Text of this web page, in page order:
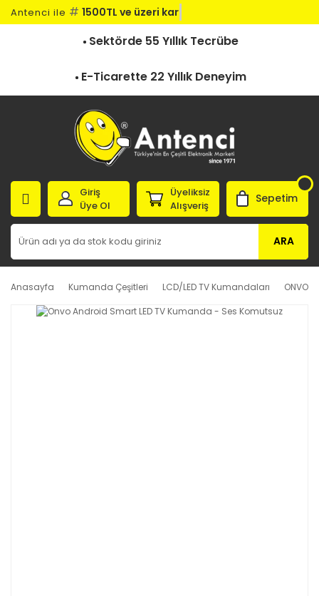
Antenci ile # 1500TL ve üzeri kargo
Sektörde 55 Yıllık Tecrübe
E-Ticarette 22 Yıllık Deneyim
ARA
Giriş
Üye Ol
Üyeliksiz
Alışveriş
Sepetim
Anasayfa Kumanda Çeşitleri LCD/LED TV Kumandaları ONVO